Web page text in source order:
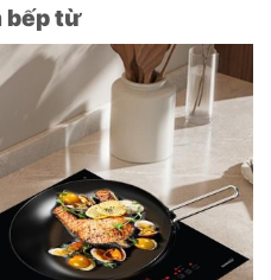
bếp từ